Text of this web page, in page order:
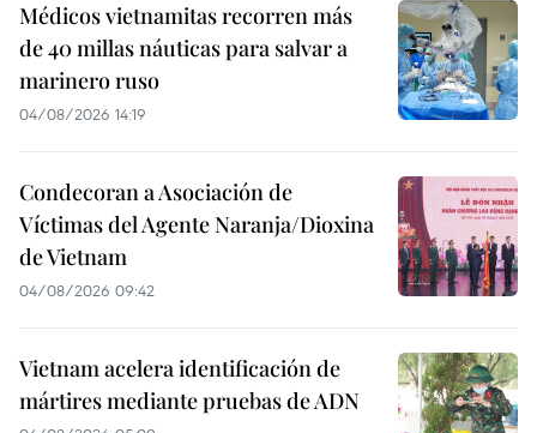
Médicos vietnamitas recorren más
de 40 millas náuticas para salvar a
marinero ruso
04/08/2026 14:19
Condecoran a Asociación de
Víctimas del Agente Naranja/Dioxina
de Vietnam
04/08/2026 09:42
Vietnam acelera identificación de
mártires mediante pruebas de ADN